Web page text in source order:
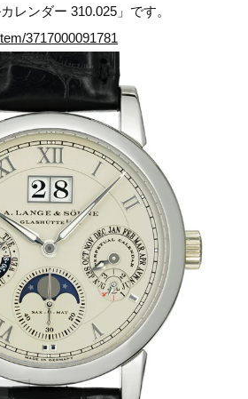
レンダー 310.025」です。
3717000091781